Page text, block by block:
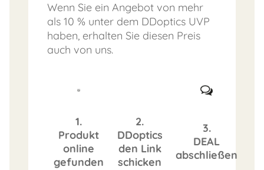
Wenn Sie ein Angebot von mehr
als 10 % unter dem DDoptics UVP
haben, erhalten Sie diesen Preis
auch von uns.
1.
Produkt
online
gefunden
2.
DDoptics
den Link
schicken
3.
DEAL
abschließen